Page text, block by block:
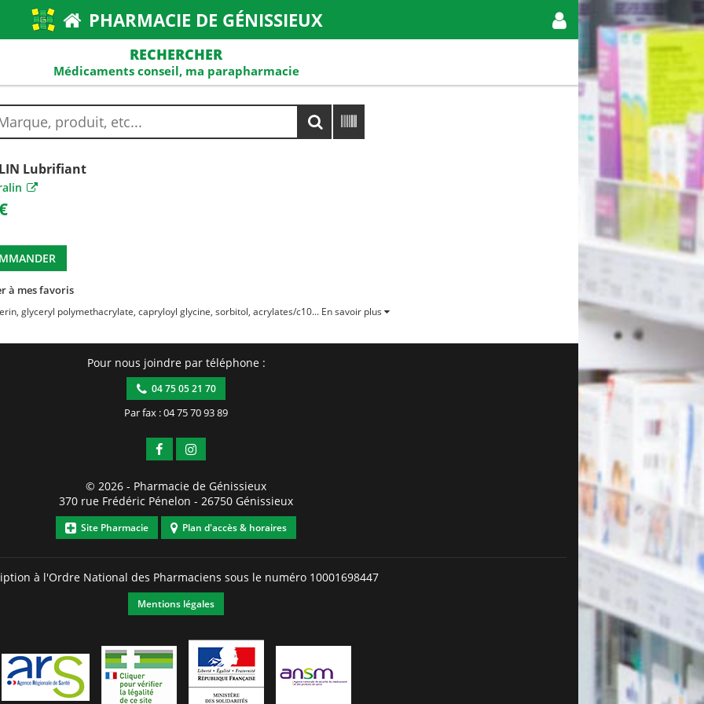
PHARMACIE DE GÉNISSIEUX
RECHERCHER
Médicaments conseil, ma parapharmacie
Lubrifiant
à mes favoris
glyceryl polymethacrylate, capryloyl glycine, sorbitol, acrylates/c10... En savoir plus
Pour nous joindre par téléphone :
04 75 05 21 70
Par fax : 04 75 70 93 89
© 2026 - Pharmacie de Génissieux
370 rue Frédéric Pénelon - 26750 Génissieux
Site Pharmacie Plan d'accès & horaires
à l'Ordre National des Pharmaciens sous le numéro 10001698447
Mentions légales